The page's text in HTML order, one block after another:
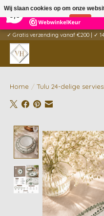
5 Reviews
✓ Gratis verzending vanaf €200 | ✓
Home / Tulu 24-delige
Product image
Wij slaan cookies op om onze
Nee